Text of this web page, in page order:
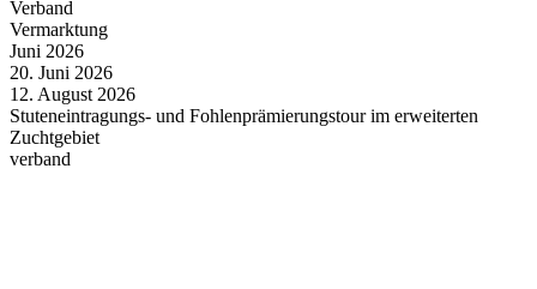
Verband
Vermarktung
Juni 2026
20. Juni 2026
12. August 2026
Stuteneintragungs- und Fohlenprämierungstour im erweiterten
Zuchtgebiet
verband